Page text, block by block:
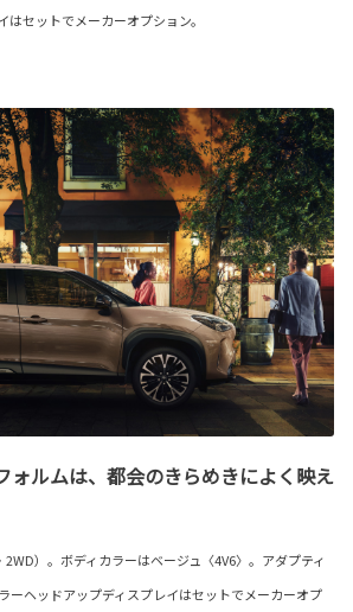
セットでメーカーオプション。
ォルムは、都会のきらめきによく映え
）。ボディカラーはベージュ〈4V6〉。アダプティ
ーヘッドアップディスプレイはセットでメーカーオプ